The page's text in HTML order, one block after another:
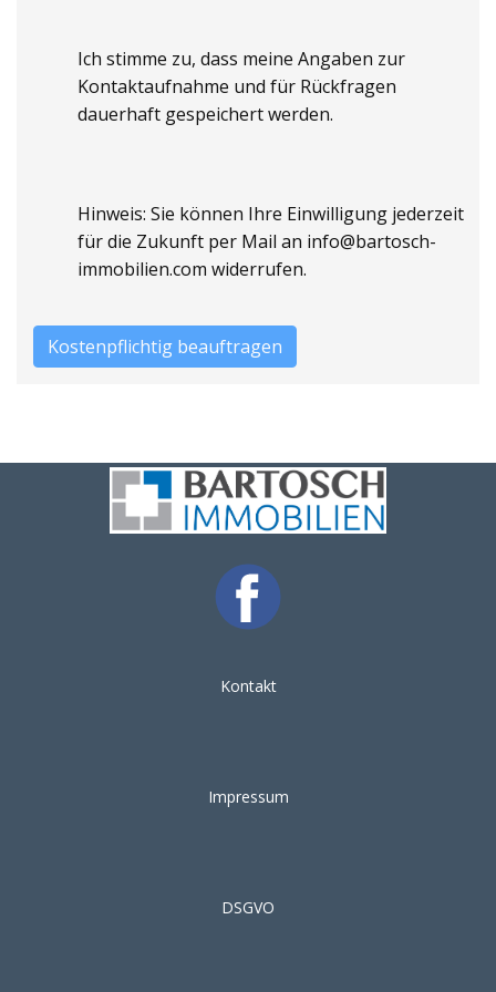
•2 x 2-Zimmer-Wohnungen im Erdgeschoss, jeweils
mit Terrasse oder Freisitz
•2 x 2-Zimmer-Wohnungen im Obergeschoss, eine
•1 x 3-Zimmer-Wohnung im Dachgeschoss mit
Zugang zum Spitzboden
Ursprünglich als Erdkeller für die Lagerung von
Lebensmitteln genutzt und später zur
Pelletsheizung.
Ihre Gestaltungsmöglichkeiten:
Ob Sie die bereits genehmigte Planung
übernehmen oder das Haus nach Ihren eigenen
Vorstellungen gestalten möchten – hier haben Sie
eine hervorragende Grundlage für individuelle
Ich stimme zu, dass meine Angaben zur
Kontaktaufnahme und für Rückfragen
dauerhaft gespeichert werden.
Hinweis: Sie können Ihre Einwilligung jederzeit
für die Zukunft per Mail an info@bartosch-
immobilien.com widerrufen.
Kontakt
Impressum
DSGVO